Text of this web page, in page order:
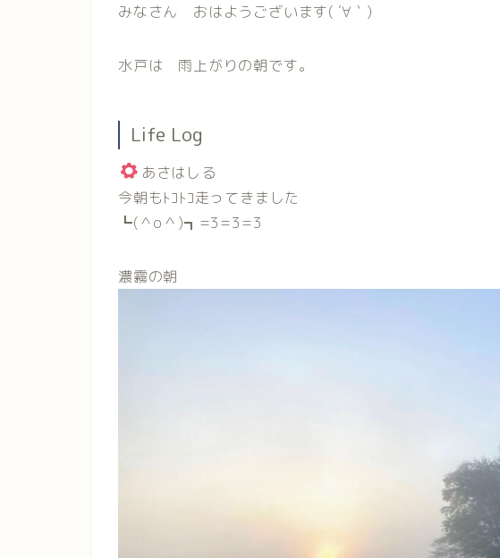
みなさん おはようございます( ´∀｀)
水戸は 雨上がりの朝です。
Life Log
あさはしる
今朝もﾄｺﾄｺ走ってきました
┗(＾o＾)┓=3=3=3
濃霧の朝